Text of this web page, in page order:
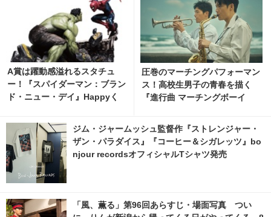
A賞は躍動感溢れるスタチュ
ー！『スパイダーマン：ブラン
ド・ニュー・デイ』Happyく
真・画像 | cinemacafe.net
圧巻のマーチングパフォーマン
ス！高校生男子の青春を描く
『進行曲 マーチングボーイ
ジム・ジャームッシュ監督作『ストレンジャー・
ザン・パラダイス』『コーヒー＆シガレッツ』bo
njour recordsオフィシャルTシャツ発売
「風、薫る」第96回あらすじ・場面写真 つい